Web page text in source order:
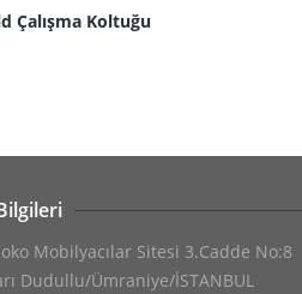
Çalışma Koltuğu
Mobilyacılar Sitesi 3.Cadde No:8
Dudullu/Ümraniye/İSTANBUL